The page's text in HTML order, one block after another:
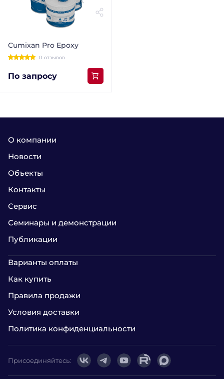
Cumixan Pro Epoxy
0 отзывов
По запросу
О компании
Новости
Объекты
Контакты
Сервис
Семинары и демонстрации
Публикации
Варианты оплаты
Как купить
Правила продажи
Условия доставки
Политика конфиденциальности
Присоединяйтесь: